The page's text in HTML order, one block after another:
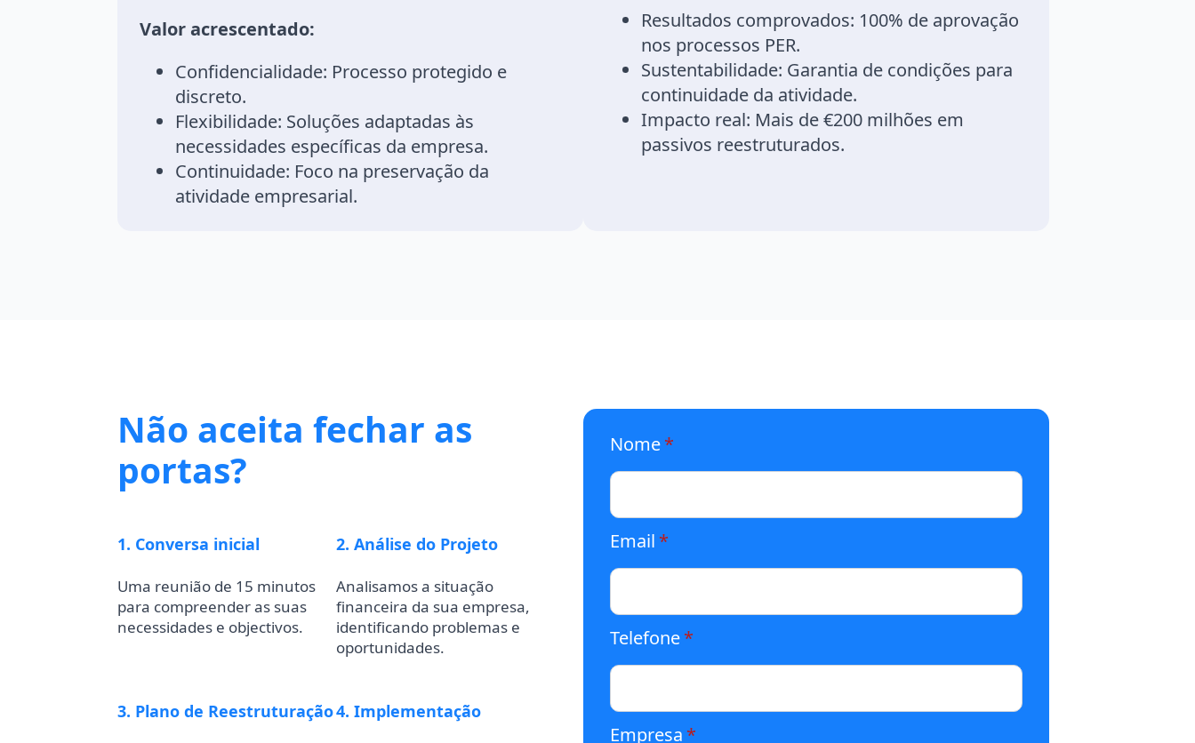
Valor acrescentado:
Confidencialidade: Processo protegido e
discreto.
Flexibilidade: Soluções adaptadas às
necessidades específicas da empresa.
Continuidade: Foco na preservação da
atividade empresarial.
Resultados comprovados: 100% de aprovação
nos processos PER.
Sustentabilidade: Garantia de condições para
continuidade da atividade.
Impacto real: Mais de €200 milhões em
passivos reestruturados.
Não aceita fechar as
portas?
1. Conversa inicial
Uma reunião de 15 minutos
para compreender as suas
necessidades e objectivos.
2. Análise do Projeto
Analisamos a situação
financeira da sua empresa,
identificando problemas e
oportunidades.
3. Plano de Reestruturação4. Implementação
Nome*
Email *
Telefone*
Empresa *